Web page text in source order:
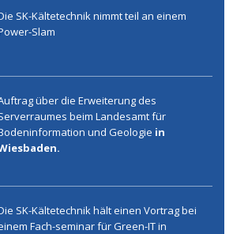
SK-Kältetechnik nimmt teil an einem
Slam
über die Erweiterung des
beim Landesamt für
und Geologie in
SK-Kältetechnik hält einen Vortrag bei
Fach-seminar für Green-IT in